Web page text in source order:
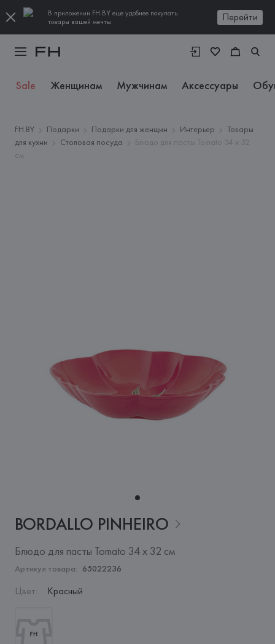
В приложении FH.BY еще удобнее покупать
товары вашей мечты
Перейти
Sale Женщинам Мужчинам Аксессуары
FH.BY Подарки Подарки для женщин Интерьер
Товары
для кухни
Столовая посуда
Блюдо для пасты Tomato 34 х 32
см
BORDALLO PINHEIRO
Блюдо для пасты Tomato 34 х 32 см
Артикул товара: 65022236
Цвет: Красный